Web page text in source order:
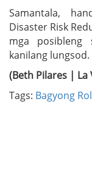
Samantala,
Disaster Risk
mga posibleng
kanilang lungsod.
(Beth Pilares |
Tags: Bagyong